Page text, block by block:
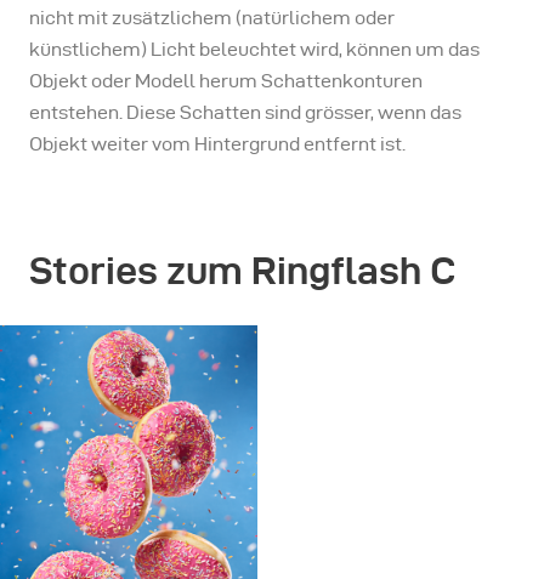
nicht mit zusätzlichem (natürlichem oder
künstlichem) Licht beleuchtet wird, können um das
Objekt oder Modell herum Schattenkonturen
entstehen. Diese Schatten sind grösser, wenn das
Objekt weiter vom Hintergrund entfernt ist.
Stories zum Ringflash C